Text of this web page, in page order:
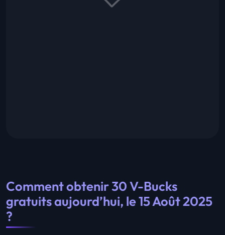
Comment obtenir 30 V-Bucks
gratuits aujourd’hui, le 15 Août 2025
?